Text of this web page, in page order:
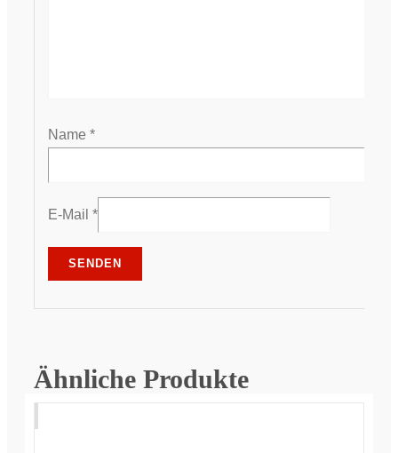
Name *
E-Mail *
Ähnliche Produkte